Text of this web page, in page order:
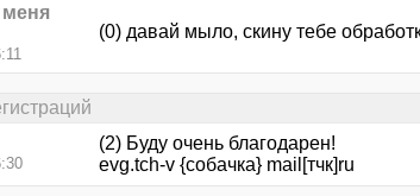
меня
(0) давай мыло, скину тебе
(2) Буду очень благодарен!
evg.tch-v {собачка} mail[тчк]ru